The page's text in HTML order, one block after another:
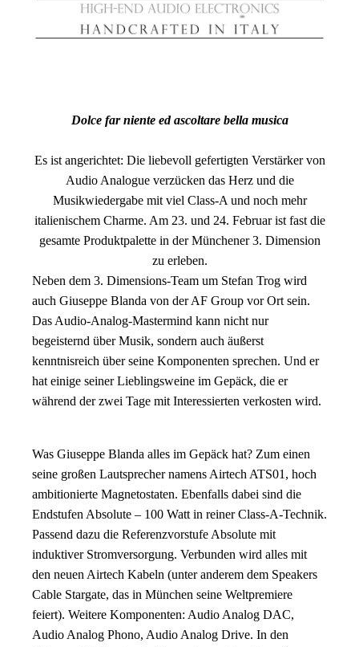
Dolce far niente ed ascoltare bella musica
Es ist angerichtet: Die liebevoll gefertigten Verstärker von
Audio Analogue verzücken das Herz und die
Musikwiedergabe mit viel Class-A und noch mehr
italienischem Charme. Am 23. und 24. Februar ist fast die
gesamte Produktpalette in der Münchener 3. Dimension
zu erleben.
Neben dem 3. Dimensions-Team um Stefan Trog wird
auch Giuseppe Blanda von der AF Group vor Ort sein.
Das Audio-Analog-Mastermind kann nicht nur
begeisternd über Musik, sondern auch äußerst
kenntnisreich über seine Komponenten sprechen. Und er
hat einige seiner Lieblingsweine im Gepäck, die er
während der zwei Tage mit Interessierten verkosten wird.
Was Giuseppe Blanda alles im Gepäck hat? Zum einen
seine großen Lautsprecher namens Airtech ATS01, hoch
ambitionierte Magnetostaten. Ebenfalls dabei sind die
Endstufen Absolute – 100 Watt in reiner Class-A-Technik.
Passend dazu die Referenzvorstufe Absolute mit
induktiver Stromversorgung. Verbunden wird alles mit
den neuen Airtech Kabeln (unter anderem dem Speakers
Cable Stargate, das in München seine Weltpremiere
feiert). Weitere Komponenten: Audio Analog DAC,
Audio Analog Phono, Audio Analog Drive. In den